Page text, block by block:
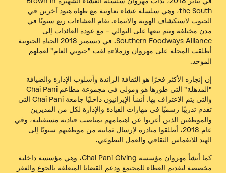
the South، وهي سلسلة عشاء تعاونية مع طهاة هنود آخرين في
الجنوب لاستكشاف الهوية والانتماء. تقام العشاءات ربع سنويًا في
مدن مختلفة ويتم بيعها على التوالي - مع عودة العائدات إلى
Southern Foodways Alliance. في ديسمبر 2018
الحياة الجنوبية
أطلقت المجلة على مهروان وزملاءه لقب "جنوبي العام" لعملهم
الموحد.
إن إنجازه الأكثر فخرًا هو الثقافة الرائدة وأسلوب الإدارة والضيافة
"المذهلة" التي طورها هو ومولي في مجموعة مطاعم Chai Pani
والتي يتم الاعتراف بها. أنشأ الإيرانيون داخليًا جامعة Chai Pani التي
تقدم تدريبًا رسميًا في مهارات القيادة والإدارة لكل من المديرين
والموظفين الذين أعربوا عن اهتمامهم بمناصب قيادية مستقبلية، وفي
عام 2018، أطلقوا مبادرة لإرسال ثمانية من موظفيهم سنويًا إلى
الهند للانغماس الثقافي والعمل التطوعي.
كما أنشأ مهروان مؤسسة Chai Pani Giving، وهي مؤسسة داخلية
مخصصة لتقديم العطاء للمجتمع ودعم القضايا المتعلقة بالجوع والفقر